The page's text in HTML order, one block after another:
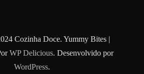
Cozinha Doce. Yummy Bites |
WP Delicious. Desenvolvido por
WordPress.